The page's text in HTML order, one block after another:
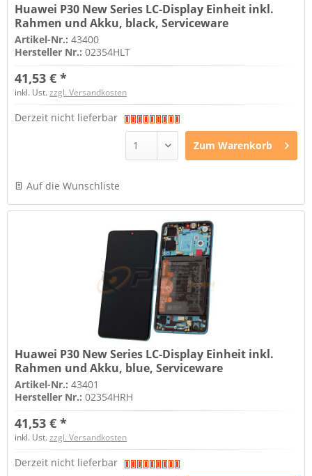
Huawei P30 New Series LC-Display Einheit inkl.
Rahmen und Akku, black, Serviceware
Artikel-Nr.:43400
Hersteller Nr.:02354HLT
41,53 € *
inkl. Ust.zzgl. Versandkosten
Derzeit nicht lieferbar
Zum Warenkorb
Auf die Wunschliste
Huawei P30 New Series LC-Display Einheit inkl.
Rahmen und Akku, blue, Serviceware
Artikel-Nr.:43401
Hersteller Nr.:02354HRH
41,53 € *
inkl. Ust.zzgl. Versandkosten
Derzeit nicht lieferbar